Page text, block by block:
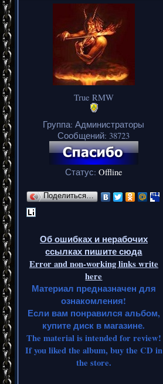
True RMW
Группа: Администраторы
Сообщений: 38723
Статус: Offline
Поделиться…
Об ошибках и нерабочих
ссылках пишите сюда
Error and non-working links write
here
Материал предназначен для
ознакомления!
Если вам понравился альбом,
купите диск в магазине.
The material is intended for review!
If you liked the album, buy the CD in
the store.